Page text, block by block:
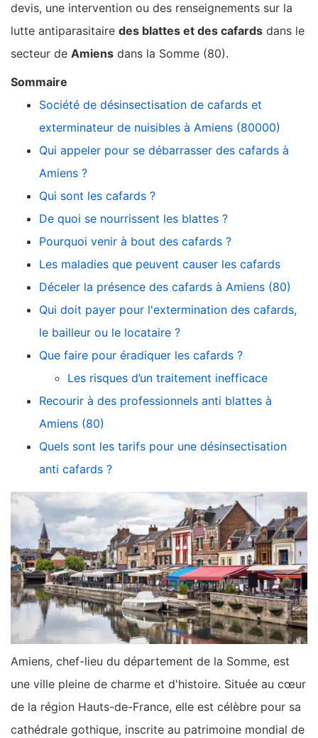
devis, une intervention ou des renseignements sur la
lutte antiparasitaire des blattes et des cafards dans le
secteur de Amiens dans la Somme (80).
Sommaire
Société de désinsectisation de cafards et
exterminateur de nuisibles à Amiens (80000)
Qui appeler pour se débarrasser des cafards à
Amiens ?
Qui sont les cafards ?
De quoi se nourrissent les blattes ?
Pourquoi venir à bout des cafards ?
Les maladies que peuvent causer les cafards
Déceler la présence des cafards à Amiens (80)
Qui doit payer pour l'extermination des cafards,
le bailleur ou le locataire ?
Que faire pour éradiquer les cafards ?
Les risques d’un traitement inefficace
Recourir à des professionnels anti blattes à
Amiens (80)
Quels sont les tarifs pour une désinsectisation
anti cafards ?
Amiens, chef-lieu du département de la Somme, est
une ville pleine de charme et d'histoire. Située au cœur
de la région Hauts-de-France, elle est célèbre pour sa
cathédrale gothique, inscrite au patrimoine mondial de